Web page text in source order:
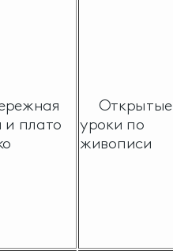
плато
Открытые
уроки по
живописи